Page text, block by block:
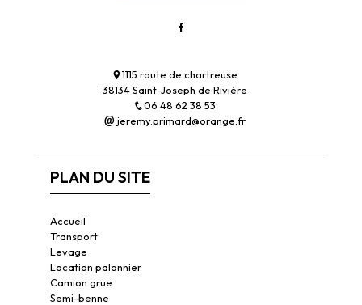
1115 route de chartreuse
38134 Saint-Joseph de Rivière
06 48 62 38 53
jeremy.primard@orange.fr
PLAN DU SITE
Accueil
Transport
Levage
Location palonnier
Camion grue
Semi-benne